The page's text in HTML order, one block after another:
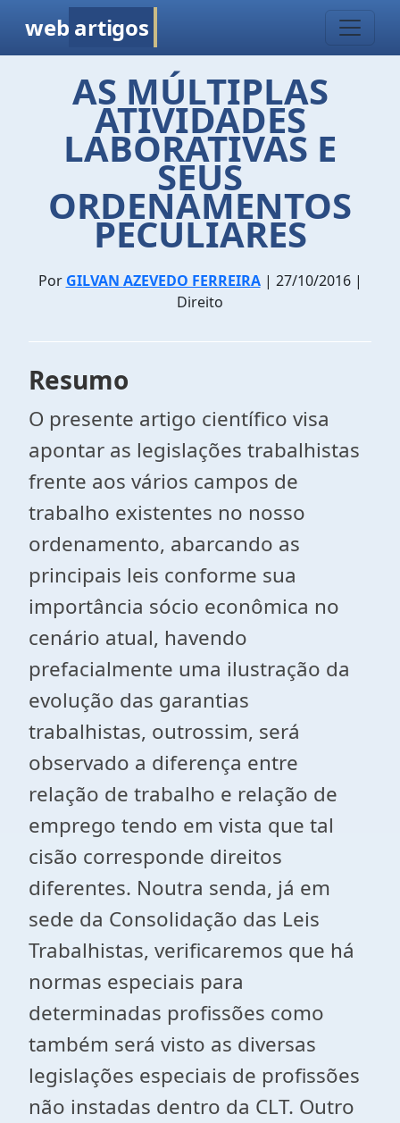
web artigos
AS MÚLTIPLAS
ATIVIDADES
LABORATIVAS E
SEUS
ORDENAMENTOS
PECULIARES
Por GILVAN AZEVEDO FERREIRA| 27/10/2016 |
Direito
Resumo
O presente artigo científico visa
apontar as legislações trabalhistas
frente aos vários campos de
trabalho existentes no nosso
ordenamento, abarcando as
principais leis conforme sua
importância sócio econômica no
cenário atual, havendo
prefacialmente uma ilustração da
evolução das garantias
trabalhistas, outrossim, será
observado a diferença entre
relação de trabalho e relação de
emprego tendo em vista que tal
cisão corresponde direitos
diferentes. Noutra senda, já em
sede da Consolidação das Leis
Trabalhistas, verificaremos que há
normas especiais para
determinadas profissões como
também será visto as diversas
legislações especiais de profissões
não instadas dentro da CLT. Outro